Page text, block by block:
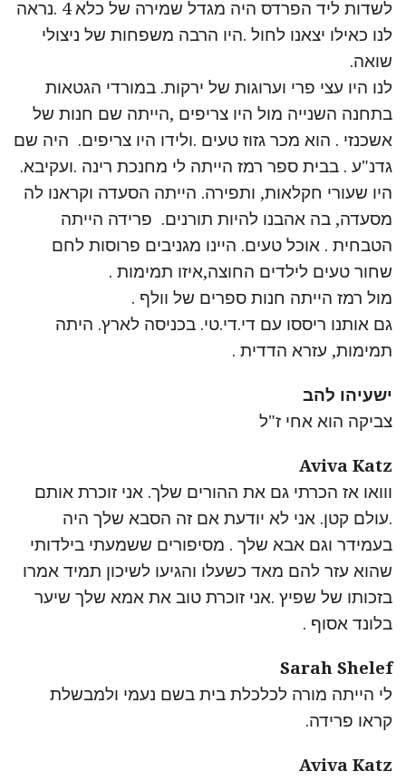
לשדות ליד הפרדס היה מגדל שמירה של כלא 4 .נראה
לנו כאילו יצאנו לחול .היו הרבה משפחות של ניצולי
שואה.
לנו היו עצי פרי וערוגות של ירקות. במורדי הגטאות
בתחנה השנייה מול היו צריפים ,הייתה שם חנות של
אשכנזי . הוא מכר גזוז טעים .ולידו היו צריפים. היה שם
גדנ"ע . בבית ספר רמז הייתה לי מחנכת רינה .ועקיבא.
היו שעורי חקלאות, ותפירה. הייתה הסעדה וקראנו לה
מסעדה, בה אהבנו להיות תורנים. פרידה הייתה
הטבחית . אוכל טעים. היינו מגניבים פרוסות לחם
שחור טעים לילדים החוצה,איזו תמימות .
מול רמז הייתה חנות ספרים של וולף .
גם אותנו ריססו עם די.די.טי. בכניסה לארץ. היתה
תמימות, עזרא הדדית .
ישעיהו להב
צביקה הוא אחי ז"ל
Aviva Katz
ווואו אז הכרתי גם את ההורים שלך. אני זוכרת אותם
.עולם קטן. אני לא יודעת אם זה הסבא שלך היה
בעמידר וגם אבא שלך . מסיפורים ששמעתי בילדותי
שהוא עזר להם מאד כשעלו והגיעו לשיכון תמיד אמרו
בזכותו של שפיץ .אני זוכרת טוב את אמא שלך שיער
בלונד אסוף .
Sarah Shelef
לי הייתה מורה לכלכלת בית בשם נעמי ולמבשלת
קראו פרידה.
Aviva Katz